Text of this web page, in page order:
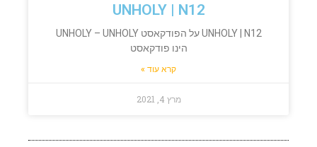
UNHOLY | N12
UNHOLY | N12 על הפודקאסט UNHOLY – UNHOLY
הינו פודקאסט
קרא עוד »
מרץ 4, 2021